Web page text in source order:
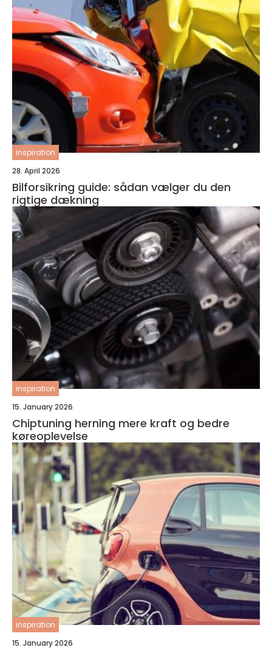
inspiration
28. April 2026
Bilforsikring guide: sådan vælger du den
rigtige dækning
inspiration
15. January 2026
Chiptuning herning mere kraft og bedre
køreoplevelse
inspiration
15. January 2026